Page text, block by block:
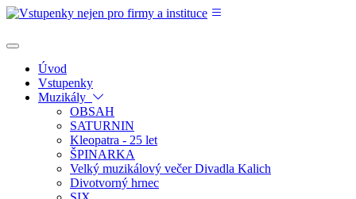
Úvod
Vstupenky
Muzikály
OBSAH
SATURNIN
Kleopatra - 25 let
ŠPINARKA
Velký muzikálový večer Divadla Kalich
Divotvorný hrnec